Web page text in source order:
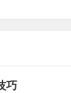
Slack
巧